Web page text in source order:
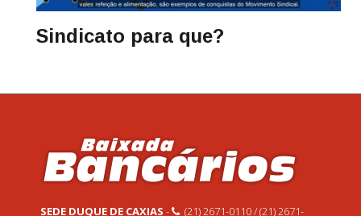
Sindicato para que?
SEDE DUQUE DE CAXIAS - (21) 2671-0110 / (21) 2671-